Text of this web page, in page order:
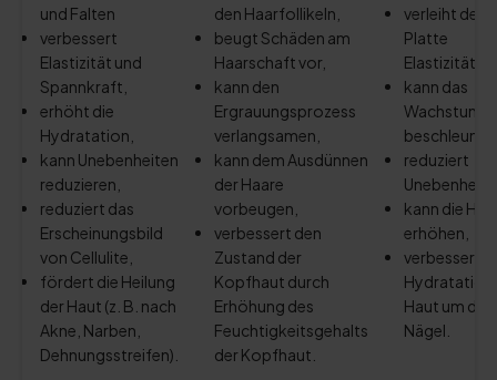
und Falten
verbessert
Elastizität und
Spannkraft,
erhöht die
Hydratation,
kann Unebenheiten
reduzieren,
reduziert das
Erscheinungsbild
von Cellulite,
fördert die Heilung
der Haut (z. B. nach
Akne, Narben,
Dehnungsstreifen).
den Haarfollikeln,
beugt Schäden am
Haarschaft vor,
kann den
Ergrauungsprozess
verlangsamen,
kann dem Ausdünnen
der Haare
vorbeugen,
verbessert den
Zustand der
Kopfhaut durch
Erhöhung des
Feuchtigkeitsgehalts
der Kopfhaut.
verleiht der
Platte
Elastizität,
kann das
Wachstum
reduziert
kann die
erhöhen,
verbessert
Hydratation
Haut um die
Nägel.